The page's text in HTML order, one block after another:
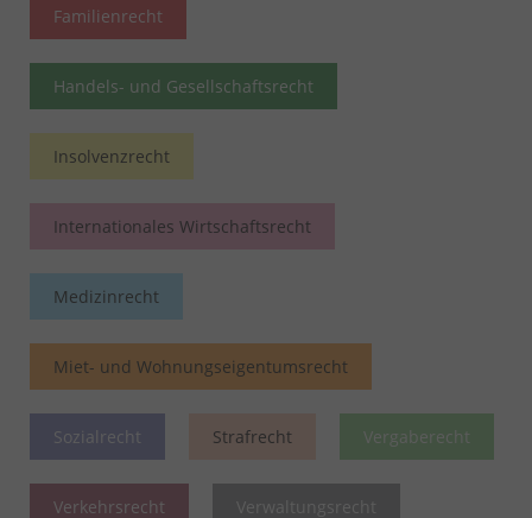
Familienrecht
Handels- und Gesellschaftsrecht
Insolvenzrecht
Internationales Wirtschaftsrecht
Medizinrecht
Miet- und Wohnungseigentumsrecht
Sozialrecht Strafrecht Vergaberecht
Verkehrsrecht Verwaltungsrecht